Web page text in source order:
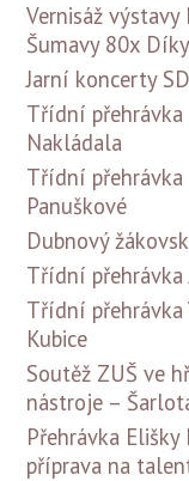
Vernisáž výstavy
Šumavy 80x
Jarní koncerty
Třídní přehrávka
Nakládala
Třídní přehrávka
Panuškové
Dubnový
Třídní
Třídní přehrávka
Kubice
Soutěž ZUŠ ve
nástroje –
Přehrávka
příprava na